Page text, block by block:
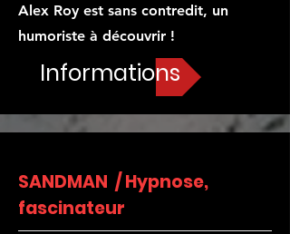
Alex Roy est sans contredit, un
humoriste à découvrir !
Informations
SANDMAN / Hypnose,
fascinateur